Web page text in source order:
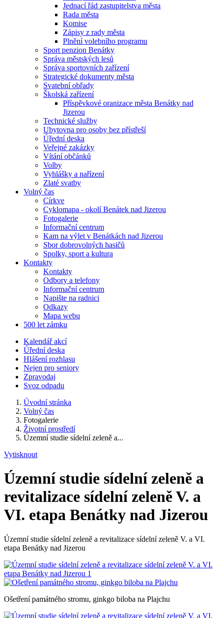
Jednací řád zastupitelstva města
Rada města
Komise
Zápisy z rady města
Plnění volebního programu
Sport penzion Benátky
Správa městských lesů
Správa sportovních zařízení
Strategické dokumenty města
Svatební obřady
Školská zařízení
Příspěvkové oranizace města Benátky nad
Jizerou
Technické služby
Ubytovna pro osoby bez přístřeší
Úřední deska
Veřejné zakázky
Vítání občánků
Volby
Vyhlášky a nařízení
Zlaté svatby
Volný čas
Církve
Cyklomapa - okolí Benátek nad Jizerou
Fotogalerie
Informační centrum
Kam na výlet v Benátkách nad Jizerou
Sbor dobrovolných hasičů
Spolky, sport a kultura
Kontakty
Kontakty
Odbory a telefony
Informační centrum
Napište na radnici
Odkazy
Mapa webu
500 let zámku
Kalendář akcí
Úřední deska
Hlášení rozhlasu
Nejen pro seniory
Zpravodaj
Svoz odpadu
Úvodní stránka
Volný čas
Fotogalerie
Životní prostředí
Územní studie sídelní zeleně a...
Vytisknout
Územní studie sídelní zeleně a
revitalizace sídelní zeleně V. a
VI. etapa Benátky nad Jizerou
Územní studie sídelní zeleně a revitalizace sídelní zeleně V. a VI.
etapa Benátky nad Jizerou
Ošetření památného stromu, ginkgo biloba na Plajchu